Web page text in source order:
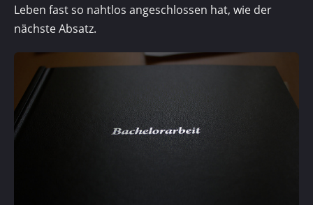
Leben fast so nahtlos angeschlossen hat, wie der
nächste Absatz.